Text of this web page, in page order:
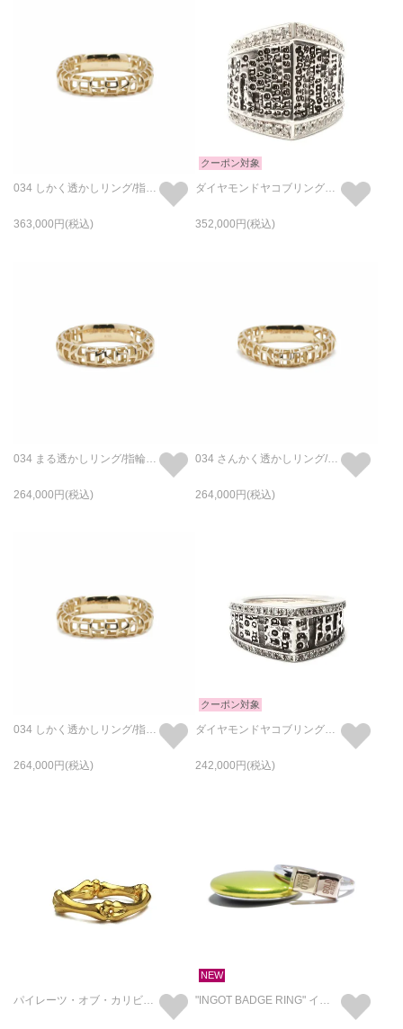
034 しかく透かしリング/指輪 L - K18/イエローゴールド
363,000
クーポン対象
ダイヤモンドヤコブリングM/指輪
352,000
034 まる透かしリング/指輪 M - K18/イエローゴールド
264,000
034 さんかく透かしリング/指輪 M - K18/イエローゴールド
264,000
034 しかく透かしリング/指輪 M - K18/イエローゴールド
264,000
クーポン対象
ダイヤモンドヤコブリングS/指輪
242,000
パイレーツ・オブ・カリビアン/最後の海賊クロスボーンリング-K18イエローゴールド/指輪
NEW
"INGOT BADGE RING" インゴット バッジ リング - K18YG × K10YG × SILVER925